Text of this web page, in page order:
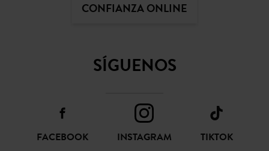
CONFIANZA ONLINE
SÍGUENOS
FACEBOOK INSTAGRAM TIKTOK